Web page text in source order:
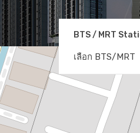
BTS / MRT
เลือก BTS/MRT